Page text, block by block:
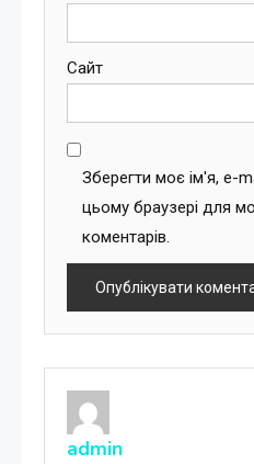
Сайт
Зберегти моє ім'я, e-
цьому браузері для
коментарів.
admin